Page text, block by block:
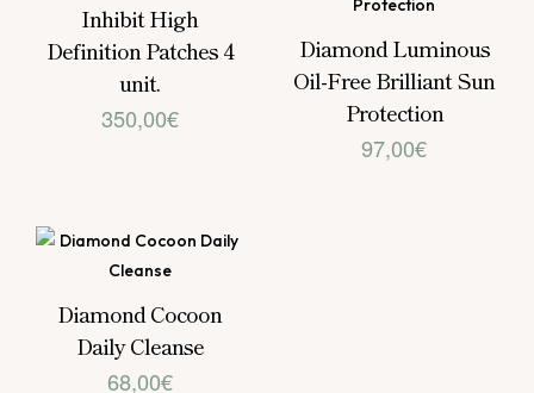
Inhibit High
Definition Patches 4
unit.
350,00€
Diamond Luminous
Oil-Free Brilliant Sun
Protection
97,00€
Diamond Cocoon
Daily Cleanse
68,00€